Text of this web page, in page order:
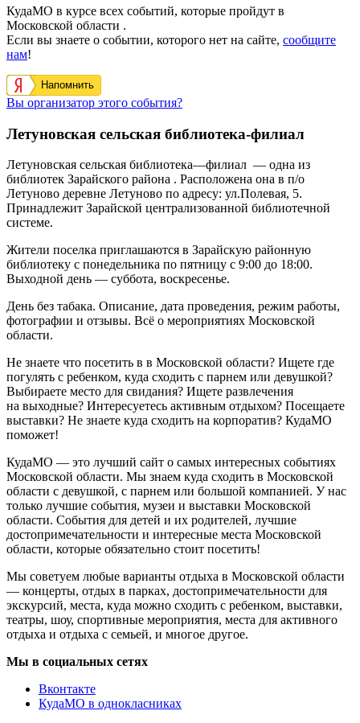
КудаМО в курсе всех событий, которые пройдут в
Московской области .
Если вы знаете о событии, которого нет на сайте, сообщите
нам!
Напомнить
Вы организатор этого события?
Летуновская сельская библиотека-филиал
Летуновская сельская библиотека—филиал — одна из
библиотек Зарайского района . Расположена она в п/о
Летуново деревне Летуново по адресу: ул.Полевая, 5.
Принадлежит Зарайской централизованной библиотечной
системе.
Жители поселка приглашаются в Зарайскую районную
библиотеку с понедельника по пятницу с 9:00 до 18:00.
Выходной день — суббота, воскресенье.
День без табака. Описание, дата проведения, режим работы,
фотографии и отзывы. Всё о мероприятиях Московской
области.
Не знаете что посетить в в Московской области? Ищете где
погулять с ребенком, куда сходить с парнем или девушкой?
Выбираете место для свидания? Ищете развлечения
на выходные? Интересуетесь активным отдыхом? Посещаете
выставки? Не знаете куда сходить на корпоратив? КудаМО
поможет!
КудаМО — это лучший сайт о самых интересных событиях
Московской области. Мы знаем куда сходить в Московской
области с девушкой, с парнем или большой компанией. У нас
только лучшие события, музеи и выставки Московской
области. События для детей и их родителей, лучшие
достопримечательности и интересные места Московской
области, которые обязательно стоит посетить!
Мы советуем любые варианты отдыха в Московской области
— концерты, отдых в парках, достопримечательности для
экскурсий, места, куда можно сходить с ребенком, выставки,
театры, шоу, спортивные мероприятия, места для активного
отдыха и отдыха с семьей, и многое другое.
Мы в социальных сетях
Вконтакте
КудаМО в однокласниках